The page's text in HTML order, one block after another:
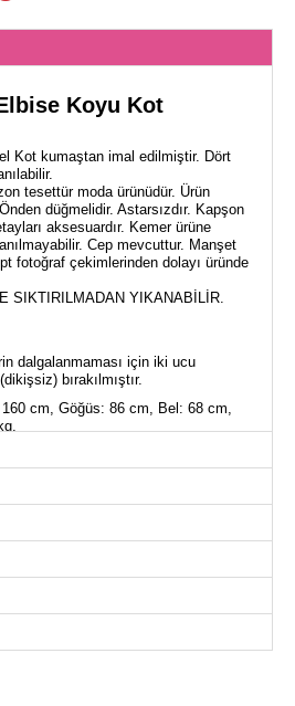
Koyu Kot
Kot kumaştan imal edilmiştir. Dört
tesettür moda ürünüdür. Ürün
düğmelidir. Astarsızdır. Kapşon
aksesuardır. Kemer ürüne
Cep mevcuttur. Manşet
fotoğraf çekimlerinden dolayı üründe
SIKTIRILMADAN YIKANABİLİR.
dalgalanmaması için iki ucu
bırakılmıştır.
160 cm, Göğüs: 86 cm, Bel: 68 cm,
38 bedendir.)
mevsim rahatlıkla giyilebilen özel bir
kullanım sunar. Tensel ve kot
ile tasarlanan bu ürün, kapşonlu
ile dikkat çeker. Üründe bel
detayı, isteğe bağlı olarak
aktif kullanıma olanak tanır.
fonksiyonellik katmaktadır.
ÖLÇÜLERİ
Göğüs
Boy